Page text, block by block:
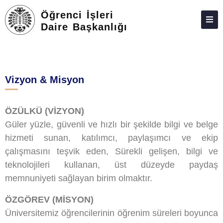
Öğrenci İşleri
Daire Başkanlığı
KALITE
ÜCRETLER
DERSLER
BILGI REHBERLERI
BURSLAR
İSTATISTIKLER
Vizyon & Misyon
ÖZÜLKÜ (VİZYON)
Güler yüzle, güvenli ve hızlı bir şekilde bilgi ve belge
hizmeti sunan, katılımcı, paylaşımcı ve ekip
çalışmasını teşvik eden, Sürekli gelişen, bilgi ve
teknolojileri kullanan, üst düzeyde paydaş
memnuniyeti sağlayan birim olmaktır.
ÖZGÖREV (MİSYON)
Üniversitemiz öğrencilerinin öğrenim süreleri boyunca